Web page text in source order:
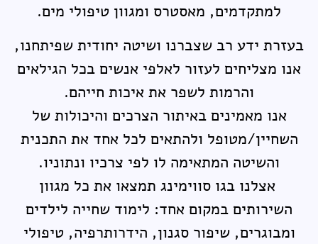
למתקדמים, מאסטרס ומגוון טיפולי מים.
בעזרת ידע רב שצברנו ושיטה יחודית שפיתחנו,
אנו מצליחים לעזור לאלפי אנשים בכל הגילאים
והרמות לשפר את איכות חייהם.
אנו מאמינים באיתור הצרכים והיכולות של
השחיין/מטופל ולהתאים לכל אחד את התכנית
והשיטה המתאימה לו לפי צרכיו ונתוניו.
אצלנו בגו סווימינג תמצאו את כל מגוון
השירותים במקום אחד: לימוד שחייה לילדים
ומבוגרים, שיפור סגנון, הידרותרפיה, טיפולי